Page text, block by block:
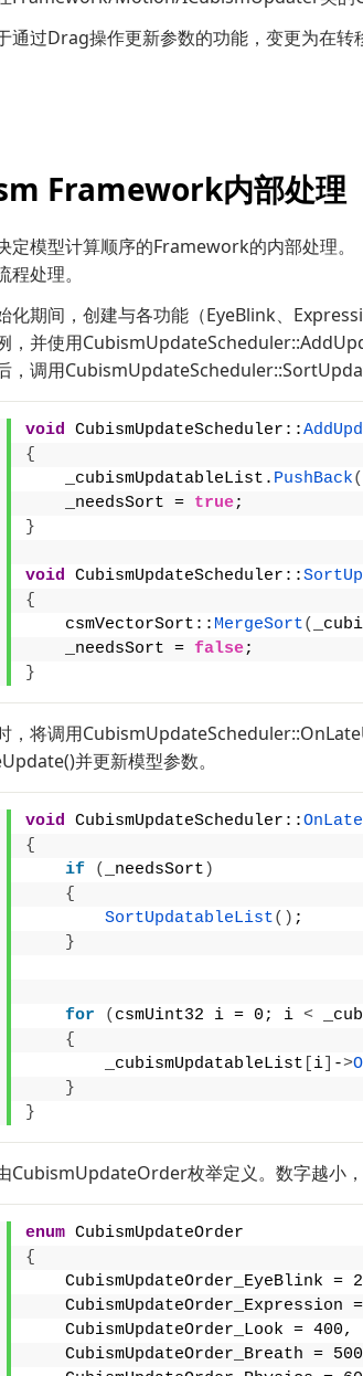
通过Drag操作更新参数的功能，变更为在
Framework内部处理
定模型计算顺序的Framework的内部处理。
程处理。
化期间，创建与各功能（EyeBlink、
，并使用
，调用
void CubismUpdateScheduler::
{
    _cubismUpdatableList.
PushBack(
    _needsSort =
true;
}
void CubismUpdateScheduler::
{
    csmVectorSort::
MergeSort(
    _needsSort =
false;
}
，将调用
并更新模型参数。
void CubismUpdateScheduler::
{
if
( _needsSort )
{
SortUpdatableList() ;
}
for ( csmUint32 i = 0; i <
{
        _cubismUpdatableList
i ->
}
}
CubismUpdateOrder枚举定义。数字越小，
enum CubismUpdateOrder
{
CubismUpdateOrder_EyeBlink =
CubismUpdateOrder_Expression
    CubismUpdateOrder_Look = 400,
CubismUpdateOrder_Breath =